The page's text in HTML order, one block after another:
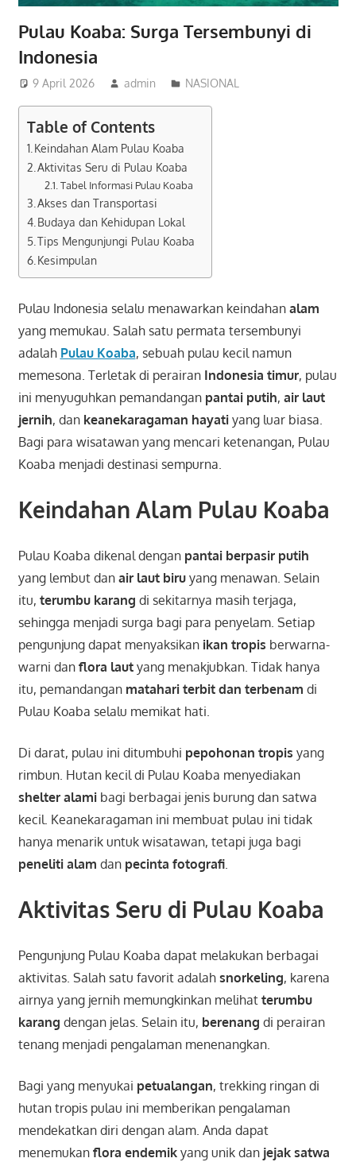
Pulau Koaba: Surga Tersembunyi di
Indonesia
9 April 2026 admin NASIONAL
Table of Contents
Keindahan Alam Pulau Koaba
Aktivitas Seru di Pulau Koaba
Tabel Informasi Pulau Koaba
Akses dan Transportasi
Budaya dan Kehidupan Lokal
Tips Mengunjungi Pulau Koaba
Kesimpulan
Pulau Indonesia selalu menawarkan keindahan alam
yang memukau. Salah satu permata tersembunyi
adalah Pulau Koaba, sebuah pulau kecil namun
memesona. Terletak di perairan Indonesia timur, pulau
ini menyuguhkan pemandangan pantai putih, air laut
jernih, dan keanekaragaman hayatiyang luar biasa.
Bagi para wisatawan yang mencari ketenangan, Pulau
Koaba menjadi destinasi sempurna.
Keindahan Alam Pulau Koaba
Pulau Koaba dikenal dengan pantai berpasir putih
yang lembut dan air laut biruyang menawan. Selain
itu, terumbu karang di sekitarnya masih terjaga,
sehingga menjadi surga bagi para penyelam. Setiap
pengunjung dapat menyaksikan ikan tropis berwarna-
warni dan flora lautyang menakjubkan. Tidak hanya
itu, pemandangan matahari terbit dan terbenam di
Pulau Koaba selalu memikat hati.
Di darat, pulau ini ditumbuhi pepohonan tropis yang
rimbun. Hutan kecil di Pulau Koaba menyediakan
shelter alamibagi berbagai jenis burung dan satwa
kecil. Keanekaragaman ini membuat pulau ini tidak
hanya menarik untuk wisatawan, tetapi juga bagi
peneliti alam dan pecinta fotografi.
Aktivitas Seru di Pulau Koaba
Pengunjung Pulau Koaba dapat melakukan berbagai
aktivitas. Salah satu favorit adalah snorkeling, karena
airnya yang jernih memungkinkan melihat terumbu
karang dengan jelas. Selain itu, berenang di perairan
tenang menjadi pengalaman menenangkan.
Bagi yang menyukai petualangan, trekking ringan di
hutan tropis pulau ini memberikan pengalaman
mendekatkan diri dengan alam. Anda dapat
menemukan flora endemikyang unik dan jejak satwa